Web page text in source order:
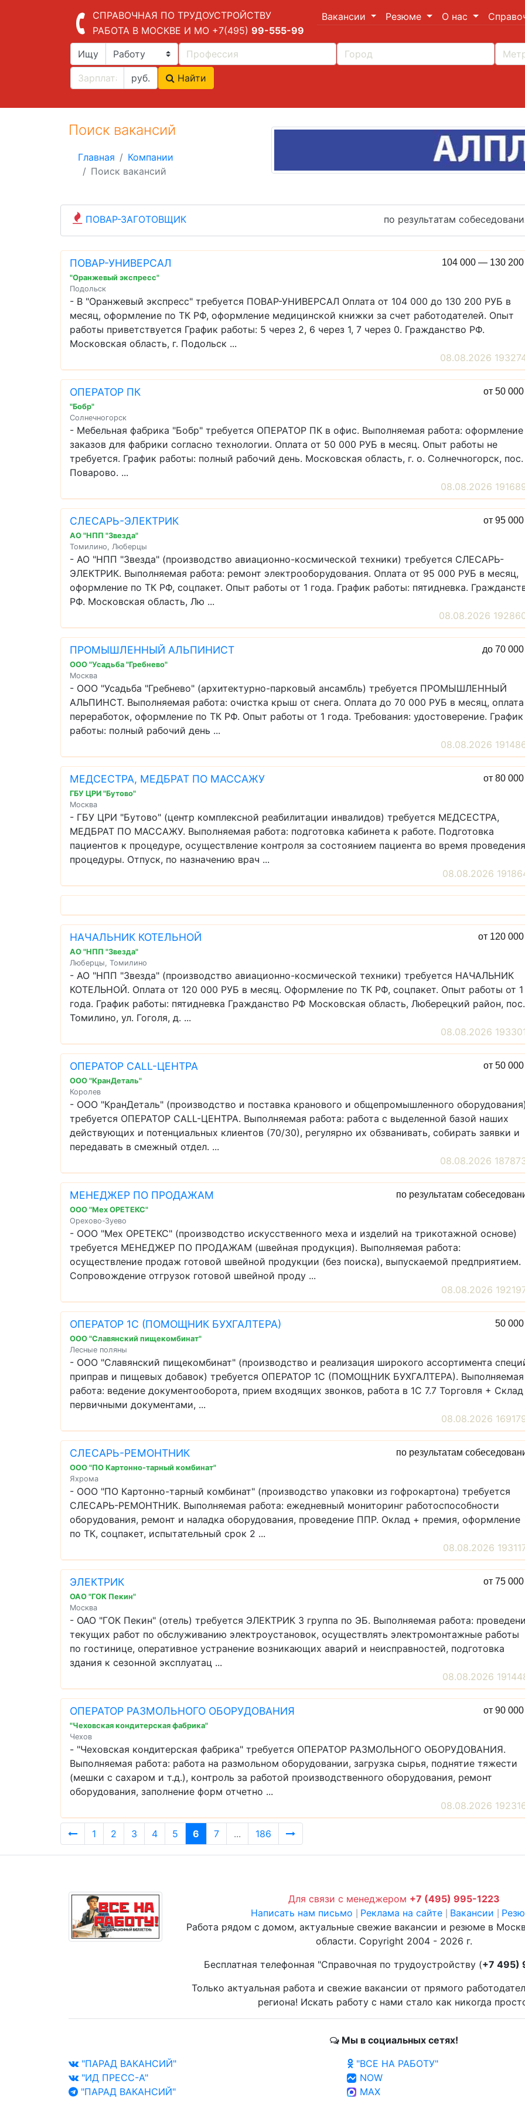
СПРАВОЧНАЯ ПО ТРУДОУСТРОЙСТВУ
РАБОТА В МОСКВЕ И МО +7(495) 99-555-99
Вакансии Резюме О нас
Ищу
руб. Найти
Поиск вакансий
Главная
Компании
Поиск вакансий
ПОВАР-ЗАГОТОВЩИК по результатам
ПОВАР-УНИВЕРСАЛ 104 000 — 130 200
"Оранжевый экспресс"
Подольск
- В "Оранжевый экспресс" требуется ПОВАР-УНИВЕРСАЛ Оплата от 104 000 до 130 200 РУБ в
месяц, оформление по ТК РФ, оформление медицинской книжки за счет работодателей. Опыт
работы приветствуется График работы: 5 через 2, 6 через 1, 7 через 0. Гражданство РФ.
Московская область, г. Подольск ...
08.08.2026
ОПЕРАТОР ПК от 50 000
"Бобр"
Солнечногорск
- Мебельная фабрика "Бобр" требуется ОПЕРАТОР ПК в офис. Выполняемая работа: оформление
заказов для фабрики согласно технологии. Оплата от 50 000 РУБ в месяц. Опыт работы не
требуется. График работы: полный рабочий день. Московская область, г. о. Солнечногорск, пос.
Поварово. ...
08.08.2026
СЛЕСАРЬ-ЭЛЕКТРИК от 95 000
АО "НПП "Звезда"
Томилино, Люберцы
- АО "НПП "Звезда" (производство авиационно-космической техники) требуется СЛЕСАРЬ-
ЭЛЕКТРИК. Выполняемая работа: ремонт электрооборудования. Оплата от 95 000 РУБ в месяц,
оформление по ТК РФ, соцпакет. Опыт работы от 1 года. График работы: пятидневка.
РФ. Московская область, Лю ...
08.08.2026
ПРОМЫШЛЕННЫЙ АЛЬПИНИСТ до 70 000
ООО "Усадьба "Гребнево"
Москва
- ООО "Усадьба "Гребнево" (архитектурно-парковый ансамбль) требуется ПРОМЫШЛЕННЫЙ
АЛЬПИНСТ. Выполняемая работа: очистка крыш от снега. Оплата до 70 000 РУБ в месяц, оплата
переработок, оформление по ТК РФ. Опыт работы от 1 года. Требования: удостоверение. График
работы: полный рабочий день ...
08.08.2026
МЕДСЕСТРА, МЕДБРАТ ПО МАССАЖУ от 80 000
ГБУ ЦРИ "Бутово"
Москва
- ГБУ ЦРИ "Бутово" (центр комплексной реабилитации инвалидов) требуется МЕДСЕСТРА,
МЕДБРАТ ПО МАССАЖУ. Выполняемая работа: подготовка кабинета к работе. Подготовка
пациентов к процедуре, осуществление контроля за состоянием пациента во время проведения
процедуры. Отпуск, по назначению врач ...
08.08.2026
НАЧАЛЬНИК КОТЕЛЬНОЙ от 120 000
АО "НПП "Звезда"
Люберцы, Томилино
- АО "НПП "Звезда" (производство авиационно-космической техники) требуется НАЧАЛЬНИК
КОТЕЛЬНОЙ. Оплата от 120 000 РУБ в месяц. Оформление по ТК РФ, соцпакет. Опыт работы от 1
года. График работы: пятидневка Гражданство РФ Московская область, Люберецкий район, пос.
Томилино, ул. Гоголя, д. ...
08.08.2026
ОПЕРАТОР CALL-ЦЕНТРА от 50 000
ООО "КранДеталь"
Королев
- ООО "КранДеталь" (производство и поставка кранового и общепромышленного оборудования)
требуется ОПЕРАТОР CALL-ЦЕНТРА. Выполняемая работа: работа с выделенной базой наших
действующих и потенциальных клиентов (70/30), регулярно их обзванивать, собирать заявки и
передавать в смежный отдел. ...
08.08.2026
МЕНЕДЖЕР ПО ПРОДАЖАМ по результатам
ООО "Мех ОРЕТЕКС"
Орехово-Зуево
- ООО "Мех ОРЕТЕКС" (производство искусственного меха и изделий на трикотажной основе)
требуется МЕНЕДЖЕР ПО ПРОДАЖАМ (швейная продукция). Выполняемая работа:
осуществление продаж готовой швейной продукции (без поиска), выпускаемой предприятием.
Сопровождение отгрузок готовой швейной проду ...
08.08.2026
ОПЕРАТОР 1С (ПОМОЩНИК БУХГАЛТЕРА) 50 000
ООО "Славянский пищекомбинат"
Лесные поляны
- ООО "Славянский пищекомбинат" (производство и реализация широкого ассортимента
приправ и пищевых добавок) требуется ОПЕРАТОР 1С (ПОМОЩНИК БУХГАЛТЕРА). Выполняемая
работа: ведение документооборота, прием входящих звонков, работа в 1С 7.7 Торговля + Склад
первичными документами, ...
08.08.2026
СЛЕСАРЬ-РЕМОНТНИК по результатам
ООО "ПО Картонно-тарный комбинат"
Яхрома
- ООО "ПО Картонно-тарный комбинат" (производство упаковки из гофрокартона) требуется
СЛЕСАРЬ-РЕМОНТНИК. Выполняемая работа: ежедневный мониторинг работоспособности
оборудования, ремонт и наладка оборудования, проведение ППР. Оклад + премия, оформление
по ТК, соцпакет, испытательный срок 2 ...
08.08.2026
ЭЛЕКТРИК от 75 000
ОАО "ГОК Пекин"
Москва
- ОАО "ГОК Пекин" (отель) требуется ЭЛЕКТРИК 3 группа по ЭБ. Выполняемая работа:
текущих работ по обслуживанию электроустановок, осуществлять электромонтажные работы
по гостинице, оперативное устранение возникающих аварий и неисправностей, подготовка
здания к сезонной эксплуатац ...
08.08.2026
ОПЕРАТОР РАЗМОЛЬНОГО ОБОРУДОВАНИЯ от 90 000
"Чеховская кондитерская фабрика"
Чехов
- "Чеховская кондитерская фабрика" требуется ОПЕРАТОР РАЗМОЛЬНОГО ОБОРУДОВАНИЯ.
Выполняемая работа: работа на размольном оборудовании, загрузка сырья, поднятие тяжести
(мешки с сахаром и т.д.), контроль за работой производственного оборудования, ремонт
оборудования, заполнение форм отчетно ...
08.08.2026
1 2 3 4 5 6 7 ... 186
Для связи с менеджером +7 (495) 995-1223
Написать нам письмо
Реклама на сайте Вакансии
Работа рядом с домом, актуальные свежие вакансии и резюме в
области. Copyright 2004 - 2026 г.
Бесплатная телефонная "Справочная по трудоустройству (+7 495)
Только актуальная работа и свежие вакансии от прямого
региона! Искать работу с нами стало как никогда
Мы в социальных сетях!
"ПАРАД ВАКАНСИЙ"
"ИД ПРЕСС-А"
"ПАРАД ВАКАНСИЙ"
"ВСЕ НА РАБОТУ"
NOW
MAX